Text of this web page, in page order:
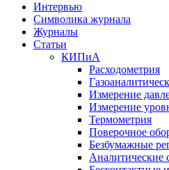
Интервью
Символика журнала
Журналы
Статьи
КИПиА
Расходометрия
Измерение
Измерение
Термометрия
Поверочное
Безбумажные
Аналитические